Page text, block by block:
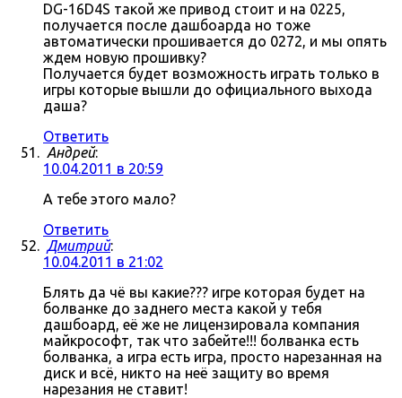
DG-16D4S такой же привод стоит и на 0225,
получается после дашбоарда но тоже
автоматически прошивается до 0272, и мы опять
ждем новую прошивку?
Получается будет возможность играть только в
игры которые вышли до официального выхода
даша?
Ответить
Андрей:
10.04.2011 в 20:59
А тебе этого мало?
Ответить
Дмитрий:
10.04.2011 в 21:02
Блять да чё вы какие??? игре которая будет на
болванке до заднего места какой у тебя
дашбоард, её же не лицензировала компания
майкрософт, так что забейте!!! болванка есть
болванка, а игра есть игра, просто нарезанная на
диск и всё, никто на неё защиту во время
нарезания не ставит!